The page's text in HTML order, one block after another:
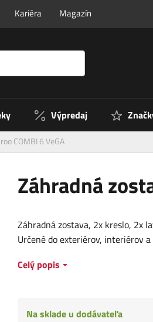
Kariéra Magazín
Výpredaj
COMBI 6 VeGA
Záhradná
Záhradná zostava, 2x kreslo, 2x
Určené do exteriérov, interiérov
Celý popis
Na sklade u dodávateľa